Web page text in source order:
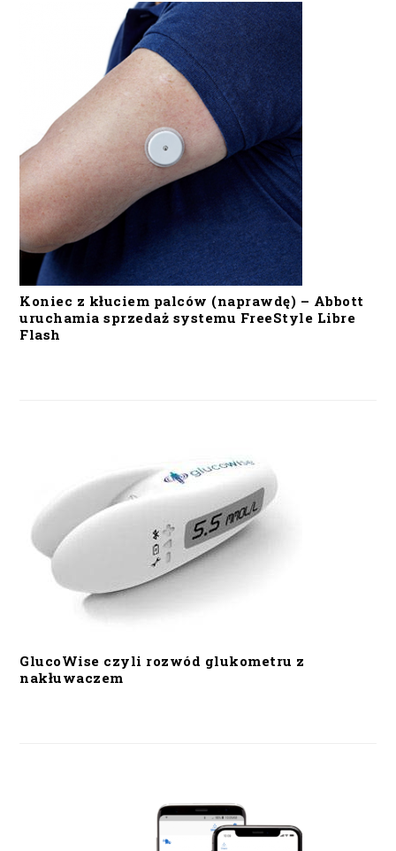
Koniec z kłuciem palców (naprawdę) – Abbott
uruchamia sprzedaż systemu FreeStyle Libre
Flash
GlucoWise czyli rozwód glukometru z
nakłuwaczem